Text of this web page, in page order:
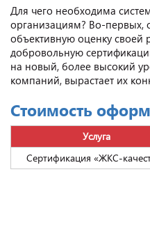
Для чего необходима
организациям? Во-первых,
объективную оценку своей
добровольную
на новый, более высокий
компаний, вырастает их
Стоимость
Услуга
Сертификация «ЖКС-